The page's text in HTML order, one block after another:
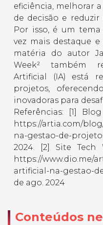
eficiência, melhorar
de decisão e reduzir
Por isso, é um
vez mais destaque
matéria do autor
Week² também
Artificial (IA) está
projetos,
inovadoras para
Referências: [1]
https://artia.com/
na-gestao-de-
2024. [2] Site Tech
https://www.dio.me/
artificial-na-gestao-
de ago. 2024
Conteúdos